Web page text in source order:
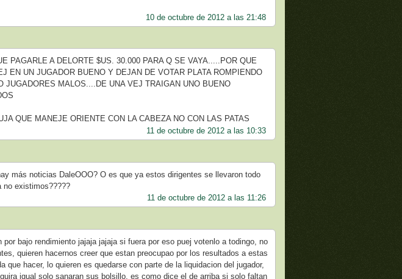
10 de octubre de 2012 a las 21:48
PAGARLE A DELORTE $US. 30.000 PARA Q SE VAYA.....POR QUE
EN UN JUGADOR BUENO Y DEJAN DE VOTAR PLATA ROMPIENDO
JUGADORES MALOS....DE UNA VEJ TRAIGAN UNO BUENO
QUE MANEJE ORIENTE CON LA CABEZA NO CON LAS PATAS
11 de octubre de 2012 a las 10:33
más noticias DaleOOO? O es que ya estos dirigentes se llevaron todo
no existimos?????
11 de octubre de 2012 a las 11:26
por bajo rendimiento jajaja jajaja si fuera por eso puej votenlo a todingo, no
quieren hacernos creer que estan preocupao por los resultados a estas
que hacer, lo quieren es quedarse con parte de la liquidacion del jugador,
igual solo sanaran sus bolsillo, es como dice el de arriba si solo faltan